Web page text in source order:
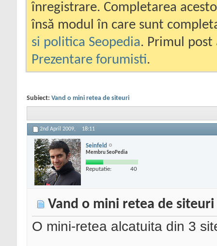
înregistrare. Completarea
însă modul în care sunt
si politica Seopedia. Primul
Prezentare forumisti.
Subiect: Vand o mini retea de siteuri
2nd April 2009, 18:11
Seinfeld
Membru SeoPedia
Reputatie: 40
Vand o mini retea de siteuri
O mini-retea alcatuita din 3